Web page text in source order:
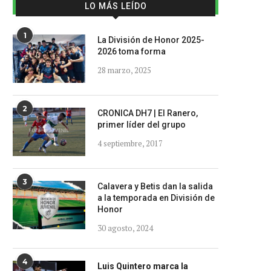
LO MÁS LEÍDO
1
La División de Honor 2025-
2026 toma forma
28 marzo, 2025
2
CRONICA DH7 | El Ranero,
primer líder del grupo
4 septiembre, 2017
3
Calavera y Betis dan la salida
a la temporada en División de
Honor
30 agosto, 2024
4 Luis Quintero marca la